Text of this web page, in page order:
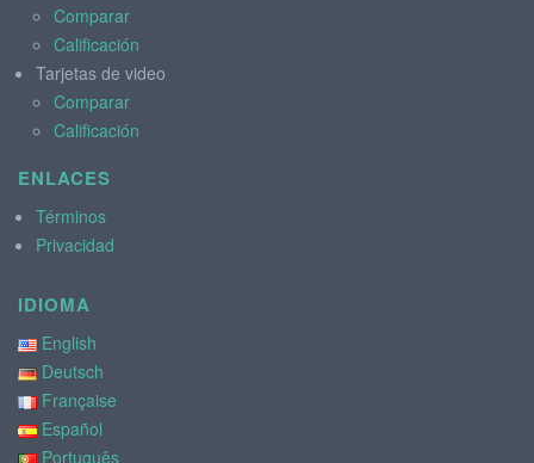
Comparar
Calificación
Tarjetas de video
Comparar
Calificación
ENLACES
Términos
Privacidad
IDIOMA
English
Deutsch
Française
Español
Português